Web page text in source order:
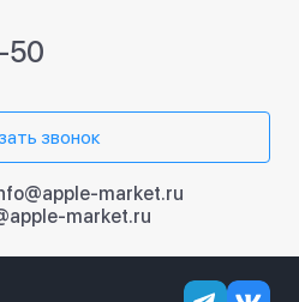
50
звонок
market.ru
market.ru